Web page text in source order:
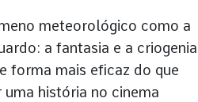
meteorológico como a
a fantasia e a
forma mais eficaz do que
história no cinema